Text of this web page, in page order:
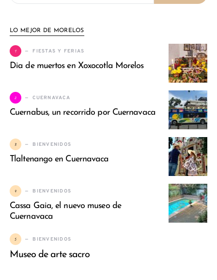
LO MEJOR DE MORELOS
1 FIESTAS Y FERIAS
Dia de muertos en Xoxocotla Morelos
2 CUERNAVACA
Cuernabus, un recorrido por Cuernavaca
3 BIENVENIDOS
Tlaltenango en Cuernavaca
4 BIENVENIDOS
Cassa Gaia, el nuevo museo de
Cuernavaca
5 BIENVENIDOS
Museo de arte sacro